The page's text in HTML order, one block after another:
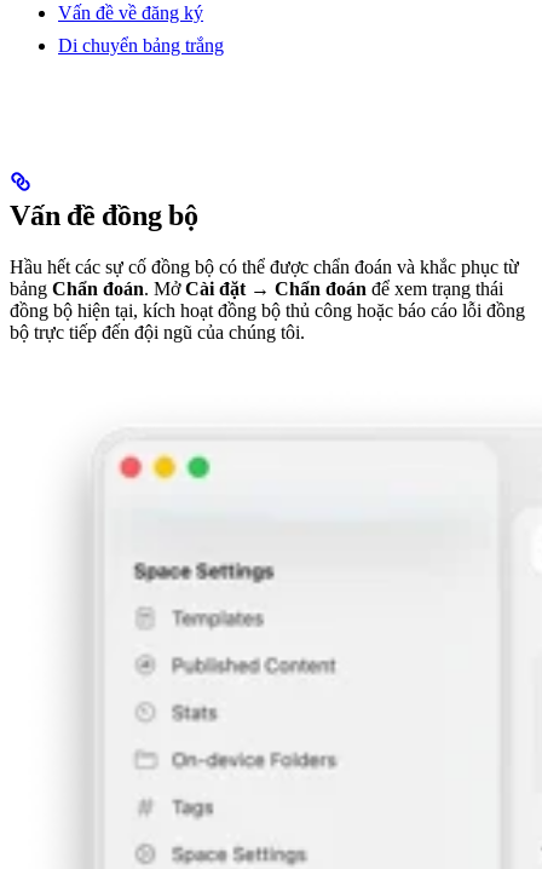
Vấn đề về đăng ký
Di chuyển bảng trắng
Vấn đề đồng bộ
Hầu hết các sự cố đồng bộ có thể được chẩn đoán và khắc phục từ
bảng Chẩn đoán. MởCài đặt → Chẩn đoán để xem trạng thái
đồng bộ hiện tại, kích hoạt đồng bộ thủ công hoặc báo cáo lỗi đồng
bộ trực tiếp đến đội ngũ của chúng tôi.